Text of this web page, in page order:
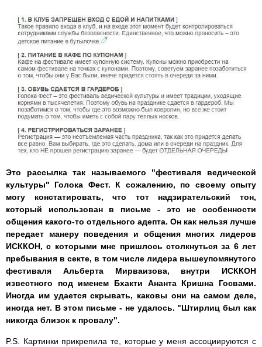
Это рассылка так называемого "фестиваля ведической
культуры" Голока Фест. К сожалению, по своему опыту
могу констатировать, что тот надзирательский тон,
который использован в письме - это не особенности
общения какого-то отдельного адепта. Он как нельзя лучше
передает манеру поведения и общения многих лидеров
ИСККОН, с которыми мне пришлось столкнуться за 6 лет
пребывания в секте, в том числе лидера вышеупомянутого
фестиваля Альберта Мирваизова, внутри ИСККОН
известного под именем Бхакти Ананта Кришна Госвами.
Иногда им удается скрывать, каковы они на самом деле,
иногда нет. В этом письме - не удалось. "Штирлиц был как
никогда близок к провалу".
P.S. Картинки прикрепила те, которые у меня ассоциируются с